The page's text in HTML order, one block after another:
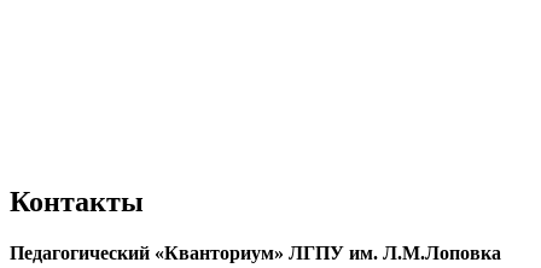
Контакты
Педагогический «Кванториум» ЛГПУ им. Л.М.Лоповка